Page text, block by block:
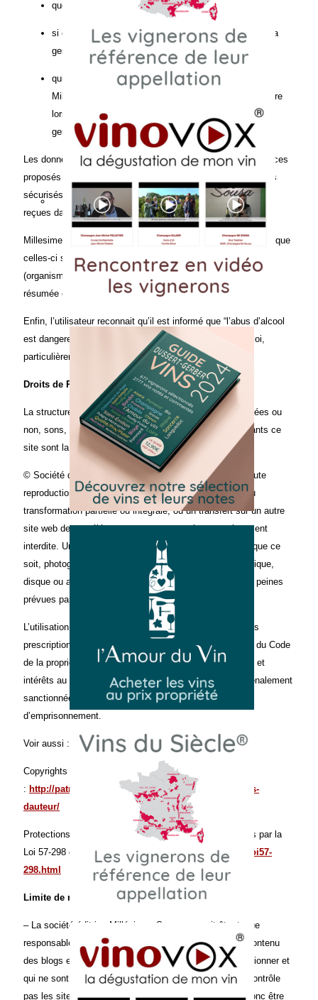
quels sont les objectifs du recueil de ces données,
si ces données sont obligatoires ou facultatives pour la
gestion de votre demande,
qui pourra en prendre connaissance (uniquement
Millesimes en principe, sauf précision dans le formulaire
lorsqu’une transmission à un tiers est nécessaire à la
gestion de votre demande),
Les données personnelles recueillies dans le cadre des services
proposés sur millesimes .fr sont traitées selon des protocoles
sécurisés et permettent à Millesimes de gérer les demandes
reçues dans ses applications informatiques.
Millesimes pourra procéder à des analyses statistiques sans que
celles-ci soient nominatives et pourra en informer des tiers
(organismes d’évaluation de fréquentation) sous une forme
résumée et non nominative.
Enfin, l’utilisateur reconnait qu’il est informé que “l’abus d’alcool
est dangereux pour la santé” et s’engage à respecter la loi,
particulièrement vis-à-vis des mineurs.
Droits de Propriété Intellectuelle
La structure générale, ainsi que les textes, images animées ou
non, sons, savoir-faire et tous autres éléments composants ce
site sont la propriété exclusive de la Millésimes Sas.
© Société des Millésimes Sas. Tous droits réservés. Toute
reproduction, représentation, adaptation, traduction et/ou
transformation partielle ou intégrale, ou un transfert sur un autre
site web de tout élément composant ce site est strictement
interdite. Une copie ou reproduction par quelque moyen que ce
soit, photographie, photocopie, microfilm, bande magnétique,
disque ou autre, constitue une contrefaçon passible des peines
prévues par la loi.
L’utilisation du contenu du site en contravention avec ces
prescriptions vaut contrefaçon au sens de l’article 335-2 du Code
de la propriété intellectuelle. Nonobstant des dommages et
intérêts au titre de la responsabilité civile, celle-ci est pénalement
sanctionnée de 300 000 € d’amende et/ou de 3 ans
d’emprisonnement.
Voir aussi :
Copyrights et protection des droits d’auteurs
: http://patrick.dussert-gerber.com/copyright-et-droits-
dauteur/
Protections des Droits des auteurs et Sanctions prévues par la
Loi 57-298 du 11 mars 1957 :http://www.admi.net/jo/loi57-
298.html
Limite de responsabilité
– La société éditrice Millésimes Sas ne saurait être tenue
responsable et décline toute responsabilité relative au contenu
des blogs et sites qu’elle peut reprendre en flux ou mentionner et
qui ne sont pas réalisés par elle-même. Millésimes ne contrôle
pas les sites en connexion avec le sien, et ne saurait donc être